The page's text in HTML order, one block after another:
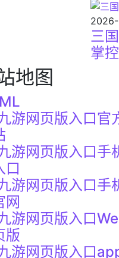
三
掌
地图
游网页版入口官
游网页版入口手
口
游网页版入口手
网
游网页版入口
版
游网页版入口